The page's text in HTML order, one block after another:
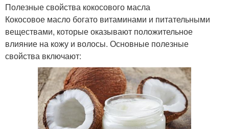
Полезные свойства кокосового масла
Кокосовое масло богато витаминами и питательными
веществами, которые оказывают положительное
влияние на кожу и волосы. Основные полезные
свойства включают: